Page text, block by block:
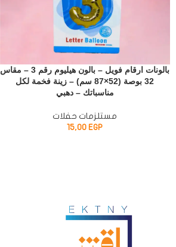
بالونات ارقام فويل – بالون هيليوم رقم 3 – مقاس
32 بوصة (52×87 سم) – زينة فخمة لكل
مناسباتك – دهبي
مستلزمات حفلات
15,00EGP